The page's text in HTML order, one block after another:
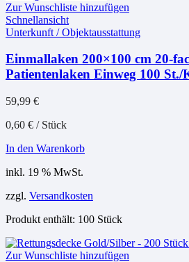
Zur Wunschliste hinzufügen
Schnellansicht
Unterkunft / Objektausstattung
Einmallaken 200×100 cm 20-
Patientenlaken Einweg 100
59,99 €
0,60 € / Stück
In den Warenkorb
inkl. 19 % MwSt.
zzgl. Versandkosten
Produkt enthält: 100 Stück
Zur Wunschliste hinzufügen